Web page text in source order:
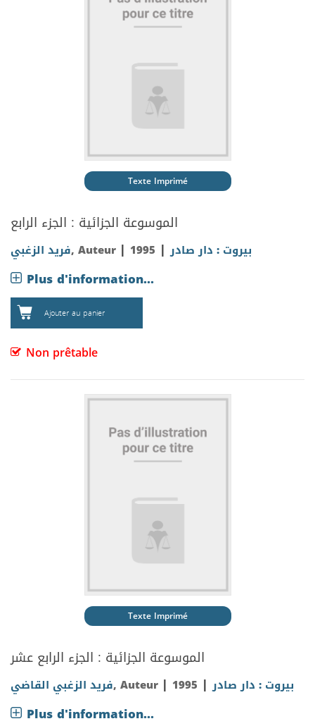
Texte Imprimé
الموسوعة الجزائية : الجزء الرابع
فريد الزغبي, Auteur | بيروت : دار صادر|
1995
Plus d'information...
Ajouter au panier
Non prêtable
Texte Imprimé
الموسوعة الجزائية : الجزء الرابع عشر
فريد الزغبي القاضي, Auteur | بيروت : دار صادر|
1995
Plus d'information...